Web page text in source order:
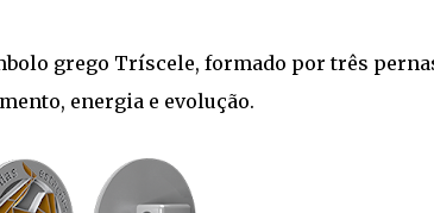
grego Tríscele, formado por três
energia e evolução.